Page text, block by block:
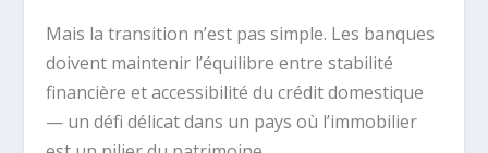
Mais la transition n’est pas simple. Les banques
doivent maintenir l’équilibre entre stabilité
financière et accessibilité du crédit domestique
— un défi délicat dans un pays où l’immobilier